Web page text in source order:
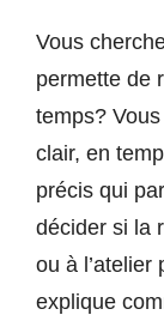
Vous
permette de
temps?
clair, en
précis qui
décider si la
ou à l’atelier
explique